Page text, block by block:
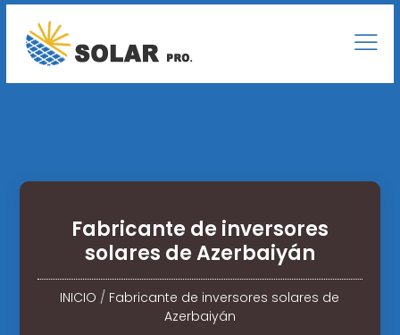
Fabricante de inversores
solares de Azerbaiyán
INICIO / Fabricante de inversores solares de
Azerbaiyán